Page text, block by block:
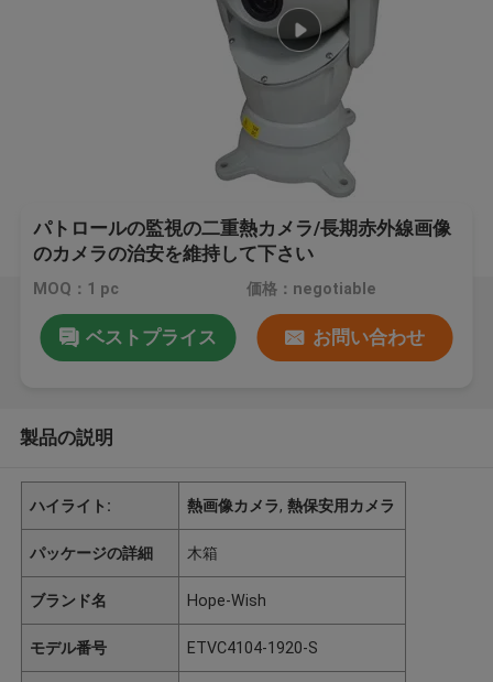
パトロールの監視の二重熱カメラ/長期赤外線画像
のカメラの治安を維持して下さい
MOQ：1 pc 価格：negotiable
ベストプライス お問い合わせ
製品の説明
ハイライト: 熱画像カメラ,熱保安用カメラ
パッケージの詳細 木箱
ブランド名 Hope-Wish
モデル番号 ETVC4104-1920-S